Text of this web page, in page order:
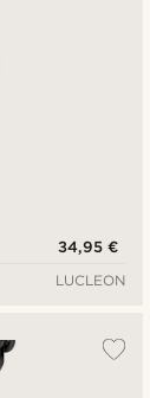
34,95 €
LUCLEON